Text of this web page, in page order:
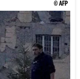
© AFP